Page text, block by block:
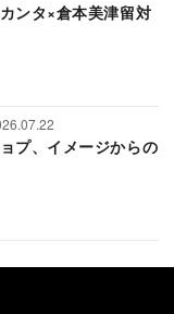
ンタ×倉本美津留対
プ、イメージからの